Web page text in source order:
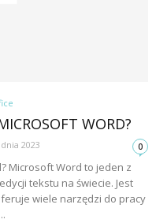
WORD?
2023 0
Microsoft Word to jeden z
tekstu na świecie. Jest
wiele narzędzi do pracy